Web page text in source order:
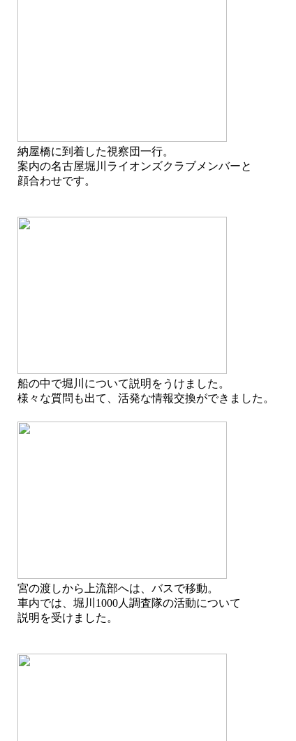
納屋橋に到着した視察団一行。
案内の名古屋堀川ライオンズクラブメンバーと
顔合わせです。
船の中で堀川について説明をうけました。
様々な質問も出て、活発な情報交換ができました。
宮の渡しから上流部へは、バスで移動。
車内では、堀川1000人調査隊の活動について
説明を受けました。